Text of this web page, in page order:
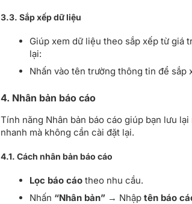
3.3. Sắp xếp dữ liệu
Giúp xem dữ liệu theo sắp xếp từ giá
lại:
Nhấn vào tên trường thông tin để sắp
4. Nhân bản báo cáo
Tính năng Nhân bản báo cáo giúp bạn lưu
nhanh mà không cần cài đặt lại.
4.1. Cách nhân bản báo cáo
Lọc báo cáo theo nhu cầu.
Nhấn “Nhân bản” → Nhập tên báo